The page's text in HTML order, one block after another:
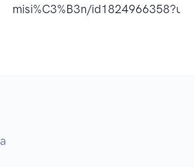
misi%C3%B3n/